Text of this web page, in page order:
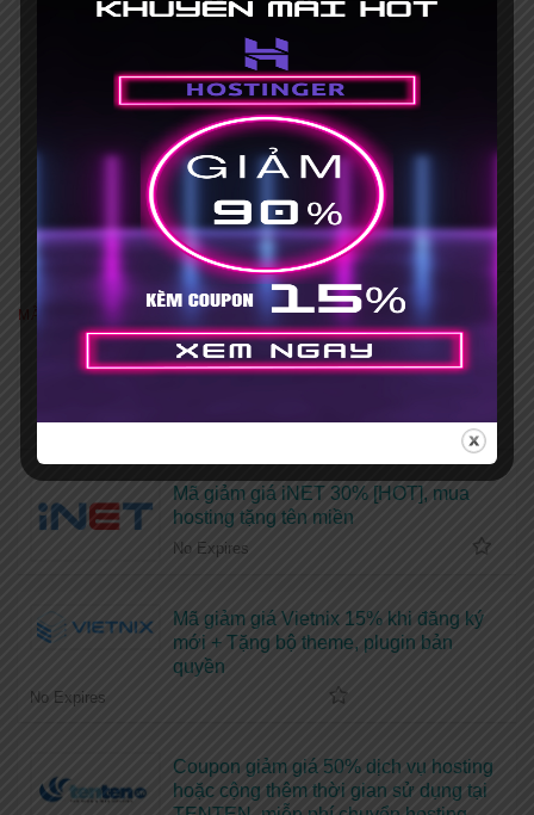
[Khuyến mãi HOT] Coupon Hostinger
Hết hạn 31/03/2035
Mã giảm giá iNET 30% [HOT], mua
hosting tặng tên miền
No Expires
Mã giảm giá Vietnix 15% khi đăng ký
mới + Tặng bộ theme, plugin bản
quyền
No Expires
Coupon giảm giá 50% dịch vụ hosting
hoặc cộng thêm thời gian sử dụng tại